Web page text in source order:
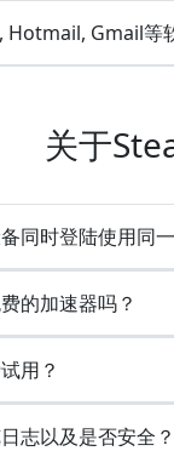
Gmail等
关于
同时登陆使用同
的加速器吗？
用？
志以及是否安全？